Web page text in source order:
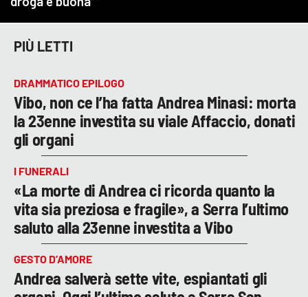
PIÙ LETTI
DRAMMATICO EPILOGO
Vibo, non ce l’ha fatta Andrea Minasi: morta
la 23enne investita su viale Affaccio, donati
gli organi
I FUNERALI
«La morte di Andrea ci ricorda quanto la
vita sia preziosa e fragile», a Serra l’ultimo
saluto alla 23enne investita a Vibo
GESTO D’AMORE
Andrea salverà sette vite, espiantati gli